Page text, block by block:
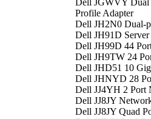
Dell JGWVY Dual
Profile Adapter
Dell JH2N0 Dual-
Dell JH91D
Dell JH99D 44
Dell JH9TW 24
Dell JHD51 10
Dell JHNYD 28
Dell JJ4YH 2 Port
Dell JJ8JY
Dell JJ8JY Quad